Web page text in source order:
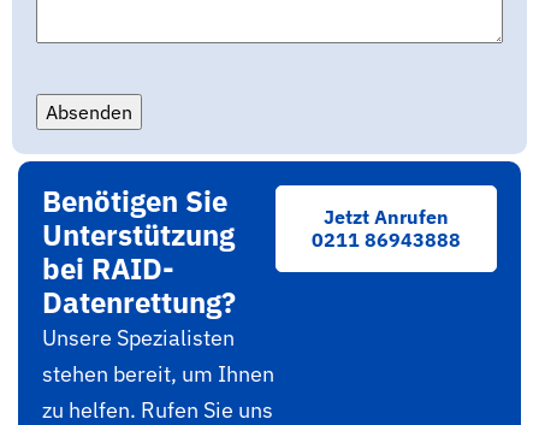
Absenden
Benötigen Sie
Unterstützung
bei RAID-
Datenrettung?
Unsere Spezialisten
stehen bereit, um Ihnen
zu helfen. Rufen Sie uns
Jetzt Anrufen
0211 86943888